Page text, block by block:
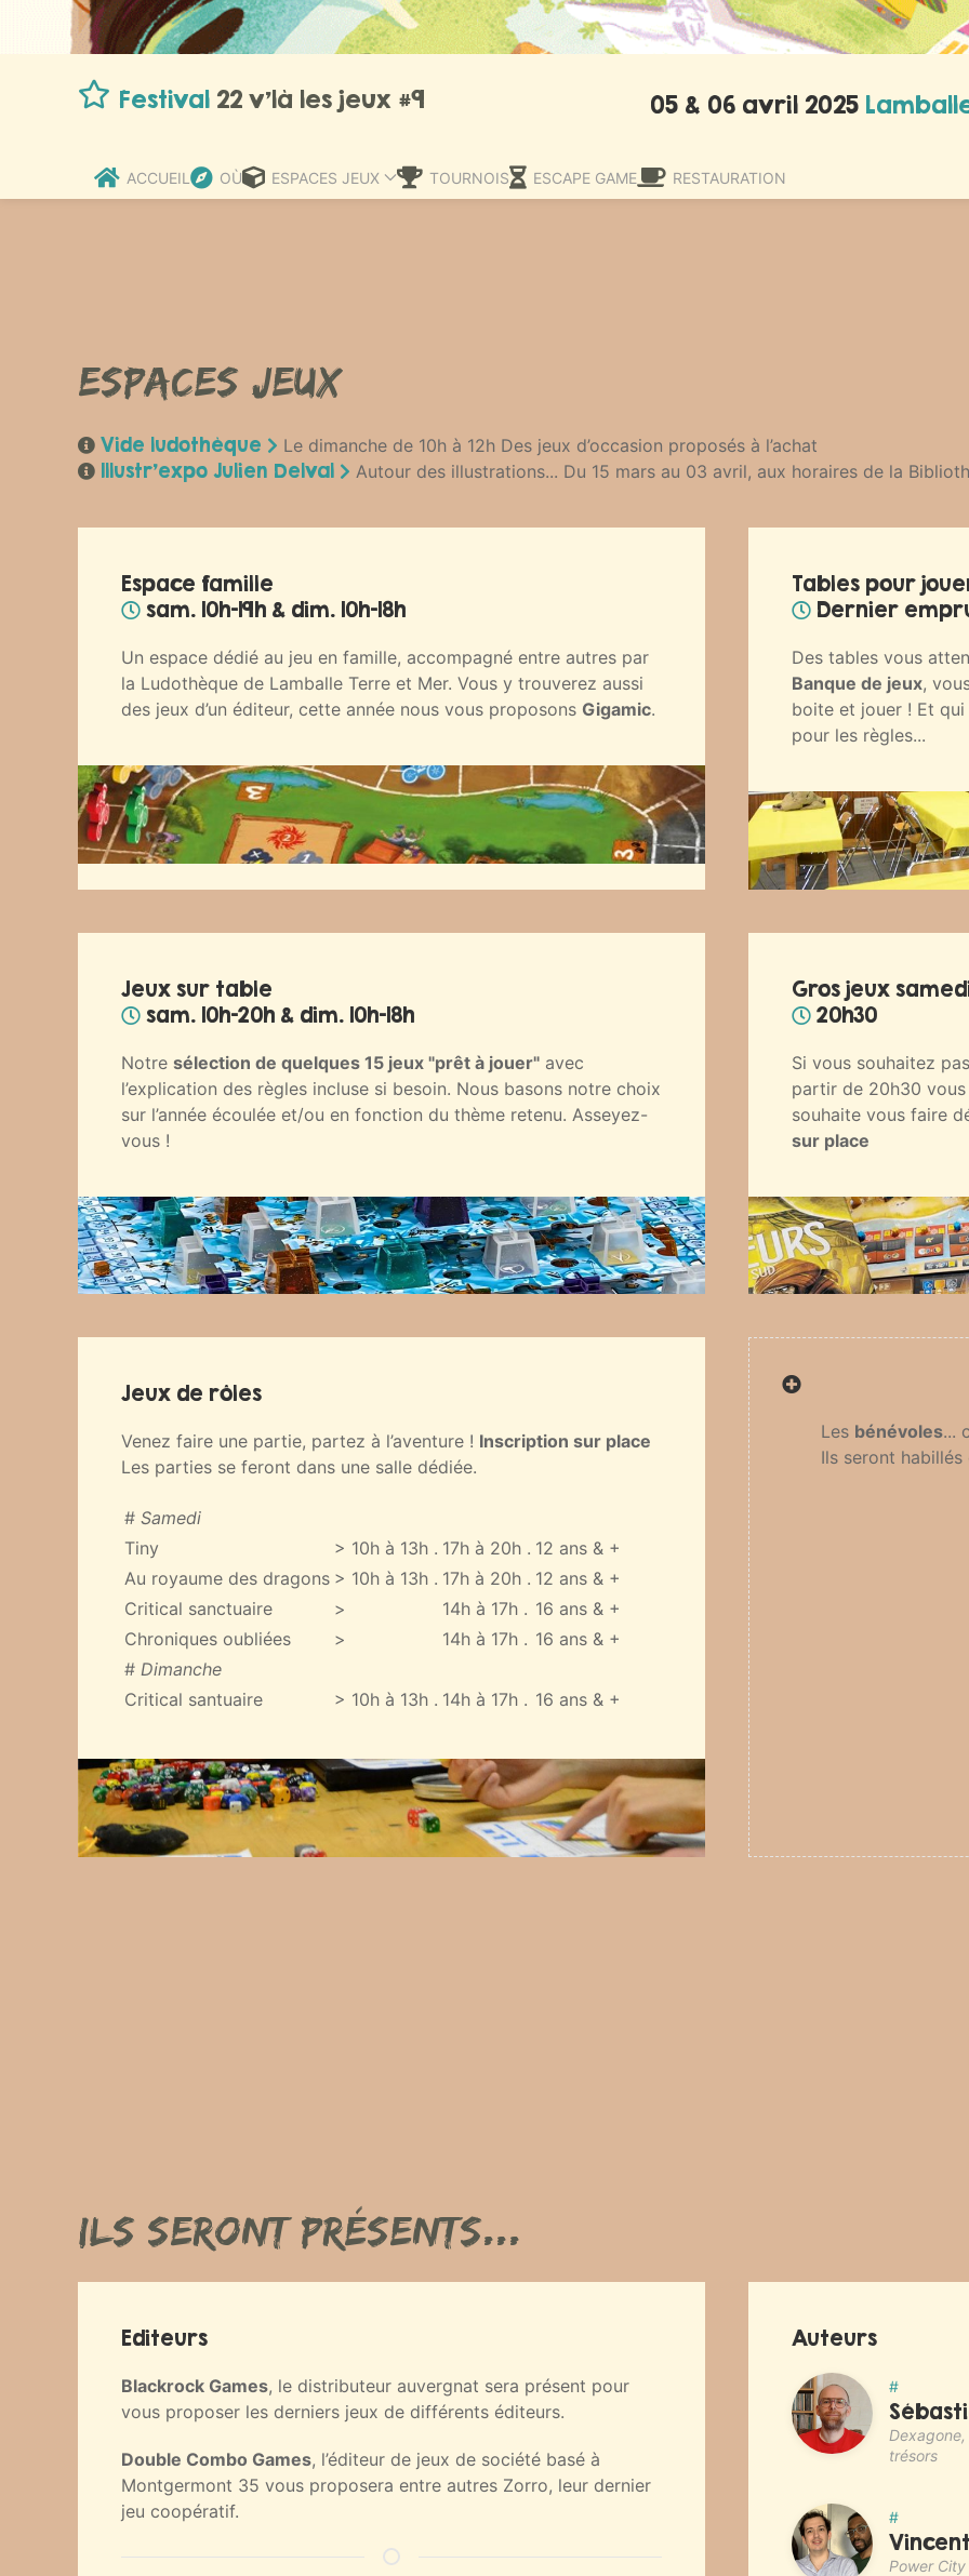
Festival 22 v’là les jeux #9 05 & 06 avril 2025
ACCUEIL OÙ ESPACES JEUX TOURNOIS ESCAPE GAME RESTAURATION
Espaces jeux
Vide ludothèque Le dimanche de 10h à 12h Des jeux d’occasion proposés à l’achat
Illustr’expo Julien Delval Autour des illustrations... Du 15 mars au 03 avril, aux horaires de la
Espace famille
sam. 10h-19h & dim. 10h-18h
Un espace dédié au jeu en famille, accompagné entre autres par
la Ludothèque de Lamballe Terre et Mer. Vous y trouverez aussi
des jeux d’un éditeur, cette année nous vous proposons Gigamic.
Tables pour
Dernier
Des tables vous
Banque de jeux,
boite et jouer ! Et
pour les règles...
Jeux sur table
sam. 10h-20h & dim. 10h-18h
Notre sélection de quelques 15 jeux "prêt à jouer" avec
l’explication des règles incluse si besoin. Nous basons notre choix
sur l’année écoulée et/ou en fonction du thème retenu. Asseyez-
vous !
Gros jeux
20h30
Si vous souhaitez
partir de 20h30
souhaite vous faire
sur place
Jeux de rôles
Venez faire une partie, partez à l’aventure ! Inscription sur place
Les parties se feront dans une salle dédiée.
# Samedi
Tiny
> 10h à 13h . 17h à 20h . 12 ans & +
Au royaume des dragons > 10h à 13h . 17h à 20h . 12 ans & +
Critical sanctuaire
> 14h à 17h . 16 ans & +
Chroniques oubliées
> 14h à 17h . 16 ans & +
# Dimanche
Critical santuaire
> 10h à 13h . 14h à 17h . 16 ans & +
Les bénévoles...
Ils seront habillés
Ils seront présents...
Editeurs
Blackrock Games, le distributeur auvergnat sera présent pour
vous proposer les derniers jeux de différents éditeurs.
Double Combo Games, l’éditeur de jeux de société basé à
Montgermont 35 vous proposera entre autres Zorro, leur dernier
jeu coopératif.
Auteurs
#
Dexagone,
trésors
#
Power City